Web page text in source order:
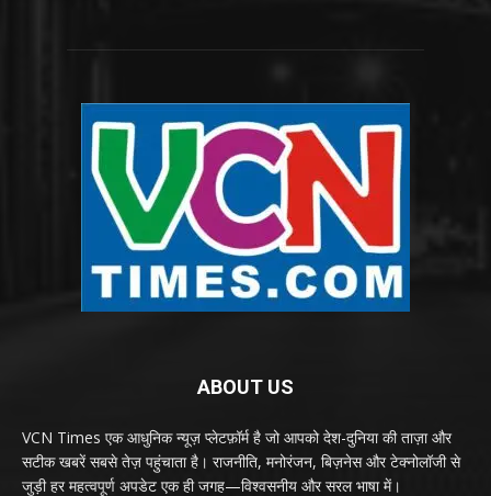
ABOUT US
VCN Times एक आधुनिक न्यूज़ प्लेटफ़ॉर्म है जो आपको देश-दुनिया की ताज़ा और
सटीक खबरें सबसे तेज़ पहुंचाता है। राजनीति, मनोरंजन, बिज़नेस और टेक्नोलॉजी से
जुड़ी हर महत्वपूर्ण अपडेट एक ही जगह—विश्वसनीय और सरल भाषा में।